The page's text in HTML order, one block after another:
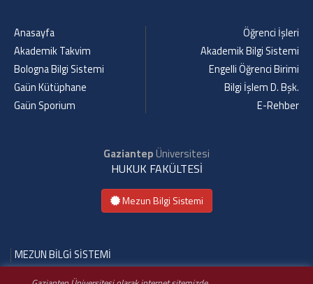
Anasayfa
Akademik Takvim
Bologna Bilgi Sistemi
Gaün Kütüphane
Gaün Sporium
Öğrenci İşleri
Akademik Bilgi Sistemi
Engelli Öğrenci Birimi
Bilgi İşlem D. Bşk.
E-Rehber
GaziantepÜniversitesi
HUKUK FAKÜLTESİ
Mezun Bilgi Sistemi
MEZUN BİLGİ SİSTEMİ